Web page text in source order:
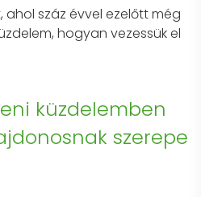
ahol száz évvel ezelőtt még
hogyan vezessük el
küzdelemben
szerepe